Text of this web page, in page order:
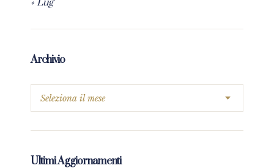
Archivio
Ultimi Aggiornamenti